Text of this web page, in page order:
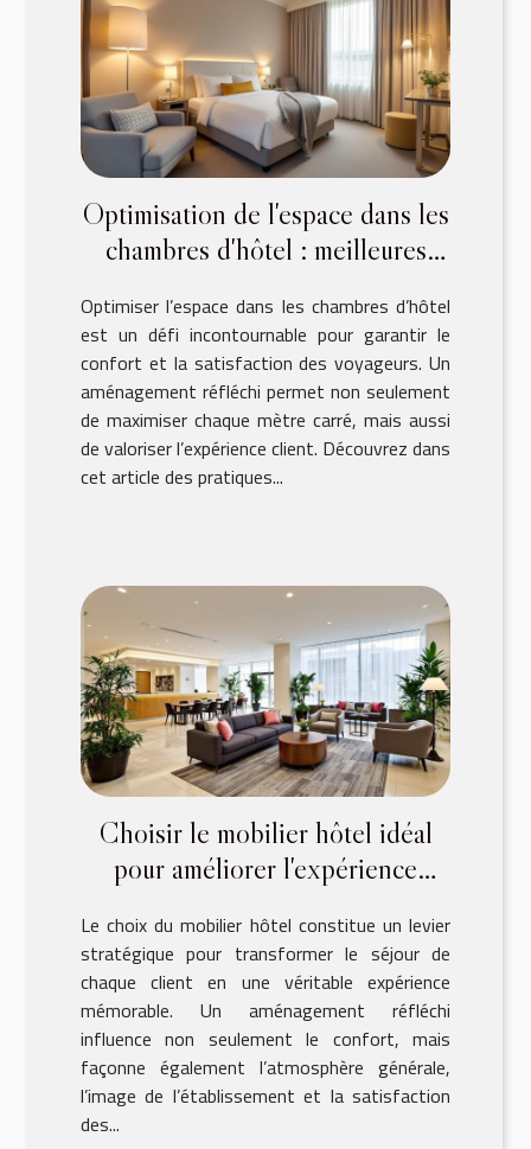
Optimisation de l'espace dans les
chambres d'hôtel : meilleures
Optimiser l’espace dans les chambres d’hôtel
est un défi incontournable pour garantir le
confort et la satisfaction des voyageurs. Un
aménagement réfléchi permet non seulement
de maximiser chaque mètre carré, mais aussi
de valoriser l’expérience client. Découvrez dans
cet article des pratiques...
Choisir le mobilier hôtel idéal
pour améliorer l'expérience
Le choix du mobilier hôtel constitue un levier
stratégique pour transformer le séjour de
chaque client en une véritable expérience
mémorable. Un aménagement réfléchi
influence non seulement le confort, mais
façonne également l’atmosphère générale,
l’image de l’établissement et la satisfaction
des...